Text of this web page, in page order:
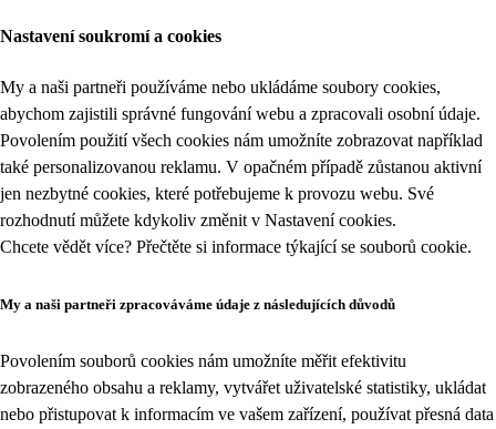
Nastavení soukromí a cookies
My a naši partneři používáme nebo ukládáme soubory cookies,
abychom zajistili správné fungování webu a zpracovali osobní údaje.
Povolením použití všech cookies nám umožníte zobrazovat například
také personalizovanou reklamu. V opačném případě zůstanou aktivní
jen nezbytné cookies, které potřebujeme k provozu webu. Své
rozhodnutí můžete kdykoliv změnit v Nastavení cookies.
Chcete vědět více? Přečtěte si informace týkající se souborů cookie.
My a naši partneři zpracováváme údaje z následujících důvodů
Povolením souborů cookies nám umožníte měřit efektivitu
zobrazeného obsahu a reklamy, vytvářet uživatelské statistiky, ukládat
nebo přistupovat k informacím ve vašem zařízení, používat přesná data